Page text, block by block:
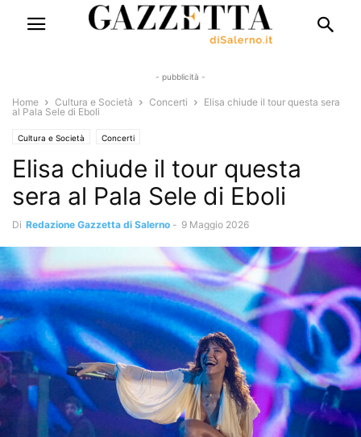
- pubblicità -
Home Cultura e Società Concerti
Elisa chiude il tour questa sera
al Pala Sele di Eboli
Cultura e Società Concerti
Elisa chiude il tour questa
sera al Pala Sele di Eboli
Di Redazione Gazzetta di Salerno - 9 Maggio 2026